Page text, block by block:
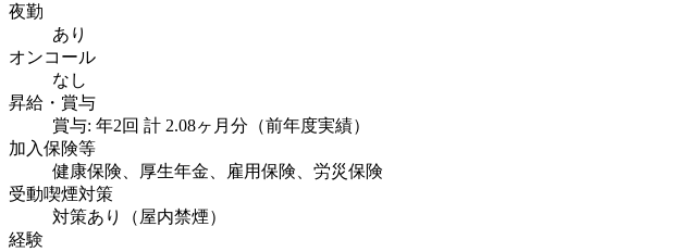
夜勤
あり
オンコール
なし
昇給・賞与
賞与: 年2回 計 2.08ヶ月分（前年度実績）
加入保険等
健康保険、厚生年金、雇用保険、労災保険
受動喫煙対策
対策あり（屋内禁煙）
経験